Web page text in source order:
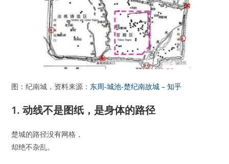
图：纪南城，资料来源： 东周-城池-楚纪南故城 – 知乎
1. 动线不是图纸，是身体的路径
楚城的路径没有网格，
却绝不杂乱。